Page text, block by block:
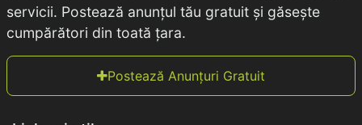
servicii. Postează anunțul tău gratuit și găsește
cumpărători din toată țara.
Postează Anunțuri Gratuit